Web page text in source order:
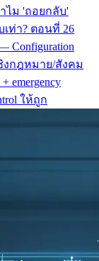
ไม 'ถอยกลับ'
ท่า? ตอนที่ 26
Configuration
ชิงกฎหมาย/สังคม
emergency
ให้ถูก